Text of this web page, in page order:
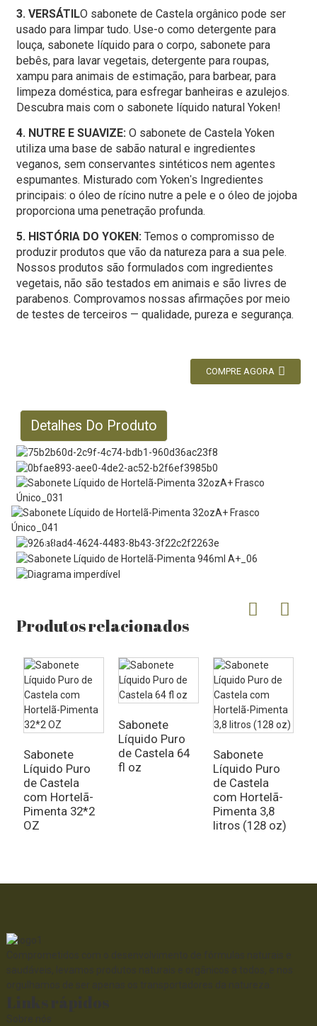
3. VERSÁTILO sabonete de Castela orgânico pode ser
usado para limpar tudo. Use-o como detergente para
louça, sabonete líquido para o corpo, sabonete para
bebês, para lavar vegetais, detergente para roupas,
xampu para animais de estimação, para barbear, para
limpeza doméstica, para esfregar banheiras e azulejos.
Descubra mais com o sabonete líquido natural Yoken!
4. NUTRE E SUAVIZE: O sabonete de Castela Yoken
utiliza uma base de sabão natural e ingredientes
veganos, sem conservantes sintéticos nem agentes
espumantes. Misturado com Yoken'sIngredientes
principais: o óleo de rícino nutre a pele e o óleo de jojoba
proporciona uma penetração profunda.
5. HISTÓRIA DO YOKEN: Temos o compromisso de
produzir produtos que vão da natureza para a sua pele.
Nossos produtos são formulados com ingredientes
vegetais, não são testados em animais e são livres de
parabenos. Comprovamos nossas afirmações por meio
de testes de terceiros — qualidade, pureza e segurança.
COMPRE AGORA
Detalhes Do Produto
Produtos relacionados
Sabonete
Líquido Puro
de Castela
com Hortelã-
Pimenta 32*2
OZ
Sabonete
Líquido Puro
de Castela 64
fl oz
Sabonete
Líquido Puro
de Castela
com Hortelã-
Pimenta 3,8
litros (128 oz)
Comprometidos com o desenvolvimento de fórmulas naturais e
saudáveis, levamos produtos naturais e orgânicos a todos, e nos
orgulhamos de ser apenas os transportadores da natureza.
Links rápidos
Sobre nós